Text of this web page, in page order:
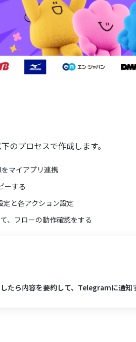
のプロセスで作成します。
マイアプリ連携
ーする
と各アクション設定
、フローの動作確認をする
たら内容を要約して、Telegramに通知